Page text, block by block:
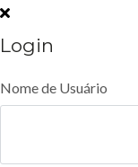
Login
Nome de Usuário